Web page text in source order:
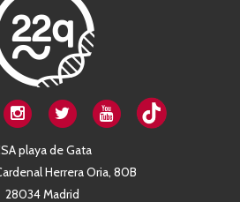
playa de Gata
Herrera Oria, 80B
28034 Madrid